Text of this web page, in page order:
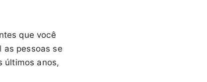
que você
as pessoas se
últimos anos,